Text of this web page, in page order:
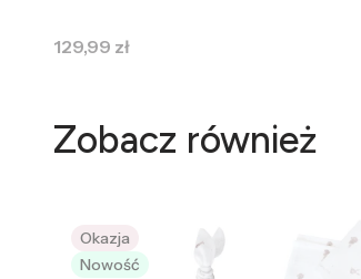
Cena
129,99 zł
Zobacz również
Okazja
Nowość